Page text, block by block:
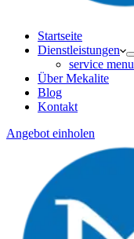
Startseite
Dienstleistungen
service menu
Über Mekalite
Blog
Kontakt
Angebot einholen